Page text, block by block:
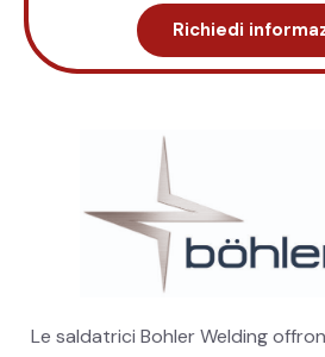
Richiedi
Le saldatrici Bohler Welding